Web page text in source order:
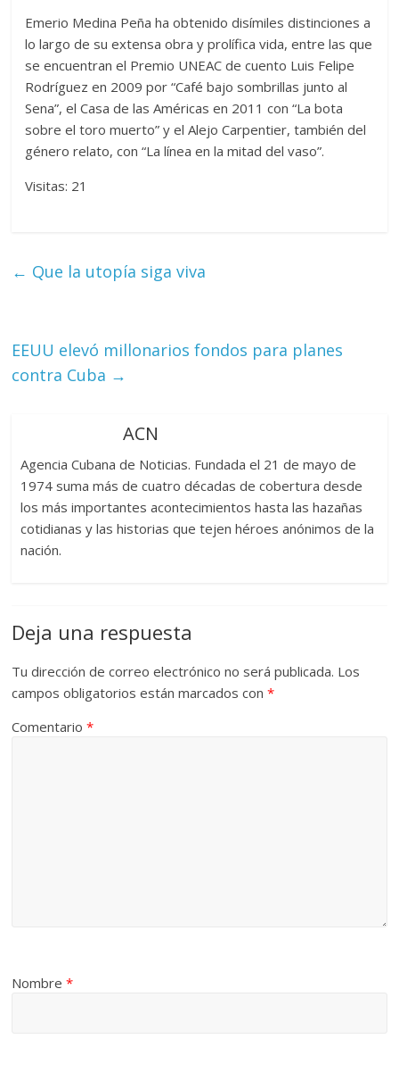
Emerio Medina Peña ha obtenido disímiles distinciones a
lo largo de su extensa obra y prolífica vida, entre las que
se encuentran el Premio UNEAC de cuento Luis Felipe
Rodríguez en 2009 por “Café bajo sombrillas junto al
Sena”, el Casa de las Américas en 2011 con “La bota
sobre el toro muerto” y el Alejo Carpentier, también del
género relato, con “La línea en la mitad del vaso”.
Visitas: 21
← Que la utopía siga viva
EEUU elevó millonarios fondos para planes
contra Cuba →
ACN
Agencia Cubana de Noticias. Fundada el 21 de mayo de
1974 suma más de cuatro décadas de cobertura desde
los más importantes acontecimientos hasta las hazañas
cotidianas y las historias que tejen héroes anónimos de la
nación.
Deja una respuesta
Tu dirección de correo electrónico no será publicada. Los
campos obligatorios están marcados con*
Comentario*
Nombre*